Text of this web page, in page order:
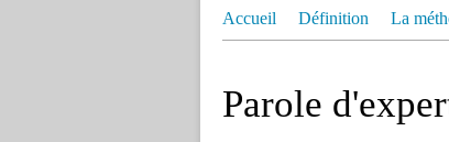
Accueil Définition La
Parole